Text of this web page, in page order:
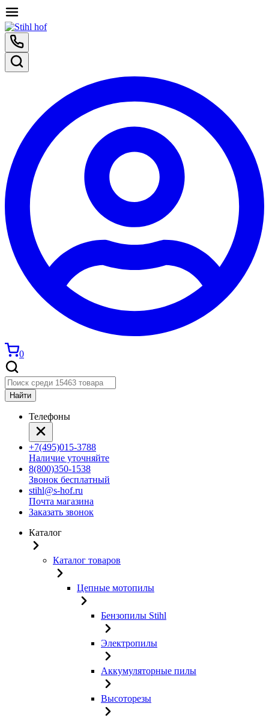
0
Найти
Телефоны
+7(495)015-3788
Наличие уточняйте
8(800)350-1538
Звонок бесплатный
stihl@s-hof.ru
Почта магазина
Заказать звонок
Каталог
Каталог товаров
Цепные мотопилы
Бензопилы Stihl
Электропилы
Аккумуляторные пилы
Высоторезы